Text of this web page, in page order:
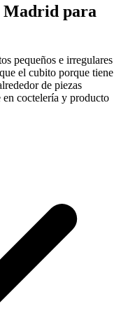
Madrid para
pequeños e irregulares
el cubito porque tiene
de piezas
coctelería y producto